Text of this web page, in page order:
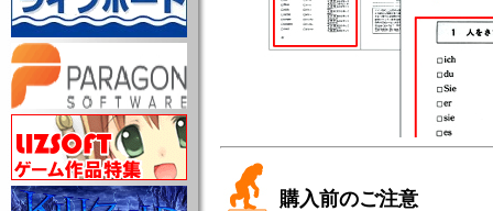
購入前のご注意